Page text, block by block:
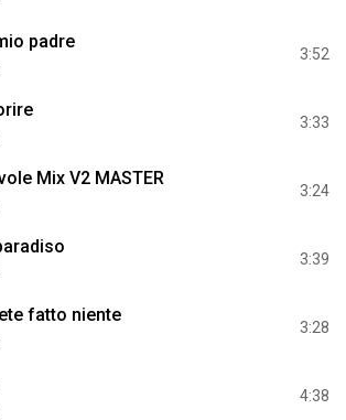
padre
3:52
3:33
Mix V2 MASTER
3:24
3:39
fatto niente
3:28
4:38